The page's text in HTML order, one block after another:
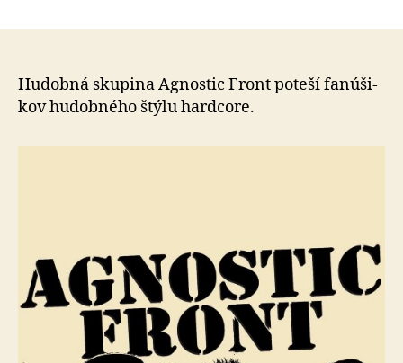
Košiciach
Hudobná skupina Agnostic Front poteší fa­nú­ši­
kov hu­dob­né­ho štýlu hard­core.